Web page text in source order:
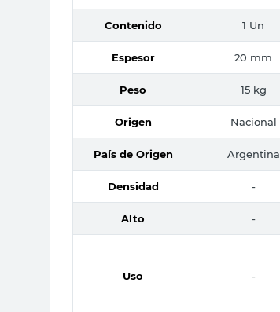
Contenido 1 Un
Espesor 20 mm
Peso 15 kg
Origen Nacional
País de Origen Argentina
Densidad -
Alto -
Uso -